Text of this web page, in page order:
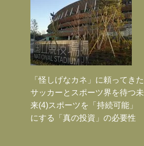
「怪しげなカネ」に頼ってきた
サッカーとスポーツ界を待つ未
来(4)スポーツを「持続可能」
にする「真の投資」の必要性